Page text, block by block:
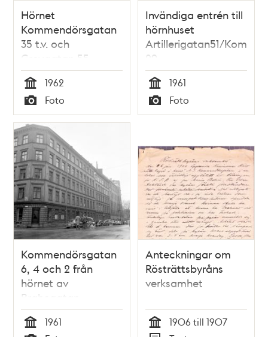
Hörnet
Kommendörsgatan
35 t.v. och
Grevgatan 55
Tid
1962
Typ
Foto
Invändiga entrén till
hörnhuset
Artillerigatan51/
29
Tid
1961
Typ
Foto
Kommendörsgatan
6, 4 och 2 från
hörnet av
Brahegatan
1961
Anteckningar om
Rösträttsbyråns
verksamhet
1906 till 1907